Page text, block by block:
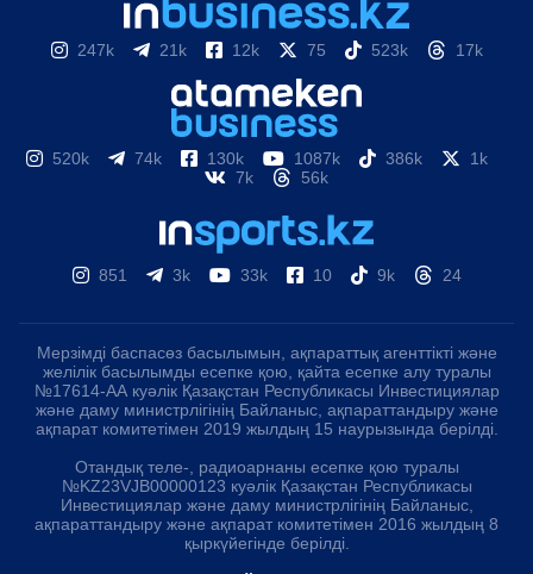
247k 21k 12k 75 523k 17k
520k 74k 130k 1087k 386k
1k
7k
56k
851 3k 33k 10 9k 24
Мерзімді баспасөз басылымын, ақпараттық агенттікті және
желілік басылымды есепке қою, қайта есепке алу туралы
№17614-АА куәлік Қазақстан Республикасы Инвестициялар
және даму министрлігінің Байланыс, ақпараттандыру және
ақпарат комитетімен 2019 жылдың 15 наурызында берілді.
Отандық теле-, радиоарнаны есепке қою туралы
№KZ23VJB00000123 куәлік Қазақстан Республикасы
Инвестициялар және даму министрлігінің Байланыс,
ақпараттандыру және ақпарат комитетімен 2016 жылдың 8
қыркүйегінде берілді.